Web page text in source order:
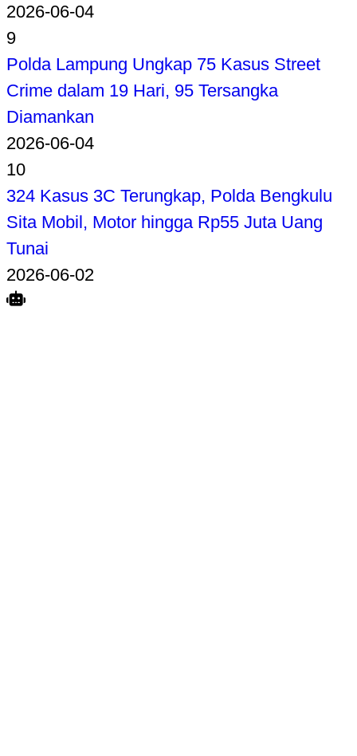
2026-06-04
9
Polda Lampung Ungkap 75 Kasus Street
Crime dalam 19 Hari, 95 Tersangka
Diamankan
2026-06-04
10
324 Kasus 3C Terungkap, Polda Bengkulu
Sita Mobil, Motor hingga Rp55 Juta Uang
Tunai
2026-06-02